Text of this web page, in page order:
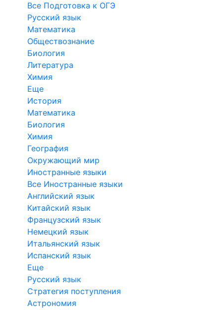
Все Подготовка к ОГЭ
Русский язык
Математика
Обществознание
Биология
Литература
Химия
Еще
История
Математика
Биология
Химия
География
Окружающий мир
Иностранные языки
Все Иностранные языки
Английский язык
Китайский язык
Французский язык
Немецкий язык
Итальянский язык
Испанский язык
Еще
Русский язык
Стратегия поступления
Астрономия